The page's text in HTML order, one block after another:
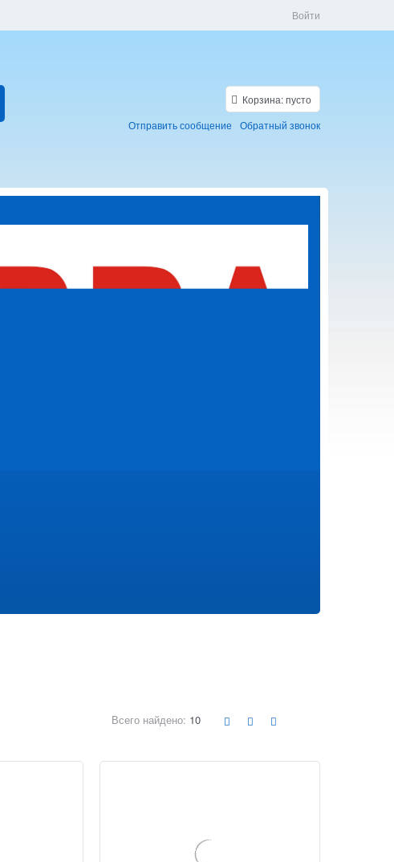
Войти
Корзина:пусто
Отправить сообщение
Обратный звонок
Всего найдено: 10